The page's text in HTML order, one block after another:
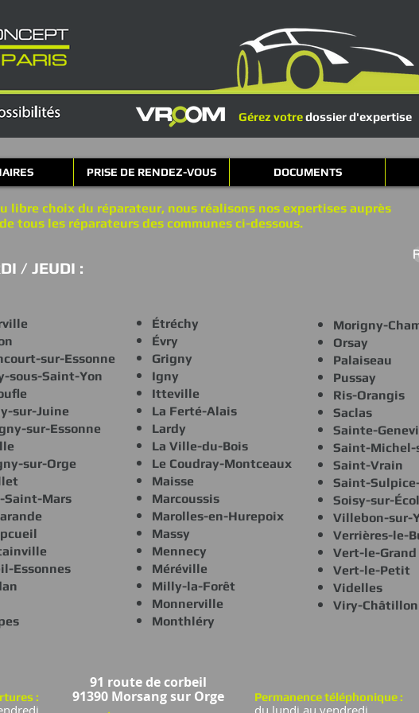
Gérez votredossier d'expertise
PRISE DE RENDEZ-VOUS DOCUMENTS
libre choix du réparateur, nous réalisons nos expertises auprès
de tous les réparateurs des communes ci-dessous.
/ JEUDI :
sur-Essonne
sous-Saint-Yon
sur-Juine
sur-Essonne
sur-Orge
Saint-Mars
Essonnes
Étréchy
Évry
Grigny
Igny
Itteville
La Ferté-Alais
Lardy
La Ville-du-Bois
Le Coudray-Montceaux
Maisse
Marcoussis
Marolles-en-Hurepoix
Massy
Mennecy
Méréville
Milly-la-Forêt
Monnerville
Monthléry
Morigny-
Orsay
Palaiseau
Pussay
Ris-Orangis
Saclas
Sainte-
Saint-Michel-
Saint-Vrain
Saint-
Soisy-sur-
Villebon-sur-
Verrières-le-
Vert-le-Grand
Vert-le-Petit
Videlles
Viry-Châtillon
:
91 route de corbeil
91390 Morsang sur Orge
Permanence téléphonique :
du lundi au vendredi